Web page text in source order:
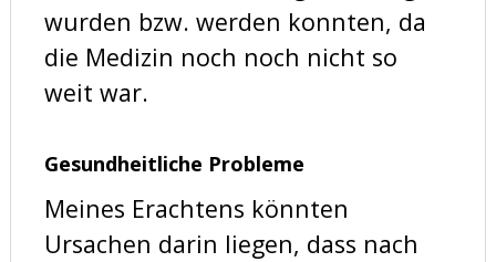
wurden bzw. werden konnten, da
die Medizin noch noch nicht so
weit war.
Gesundheitliche Probleme
Meines Erachtens könnten
Ursachen darin liegen, dass nach